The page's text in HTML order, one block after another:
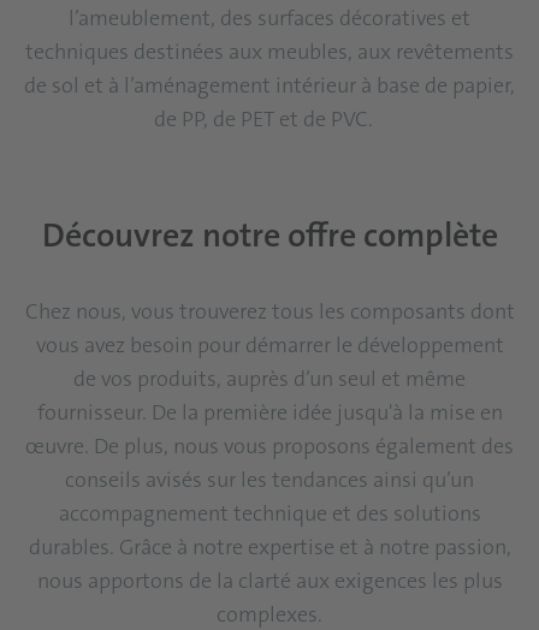
l’ameublement, des surfaces décoratives et
techniques destinées aux meubles, aux revêtements
de sol et à l’aménagement intérieur à base de papier,
de PP, de PET et de PVC.
Découvrez notre offre complète
Chez nous, vous trouverez tous les composants dont
vous avez besoin pour démarrer le développement
de vos produits, auprès d’un seul et même
fournisseur. De la première idée jusqu'à la mise en
œuvre. De plus, nous vous proposons également des
conseils avisés sur les tendances ainsi qu’un
accompagnement technique et des solutions
durables. Grâce à notre expertise et à notre passion,
nous apportons de la clarté aux exigences les plus
complexes.